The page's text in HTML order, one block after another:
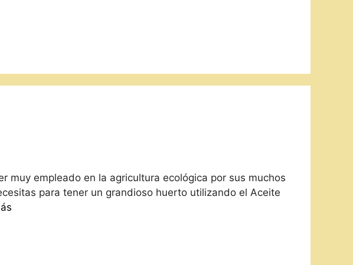
muy empleado en la agricultura ecológica por sus muchos
para tener un grandioso huerto utilizando el Aceite